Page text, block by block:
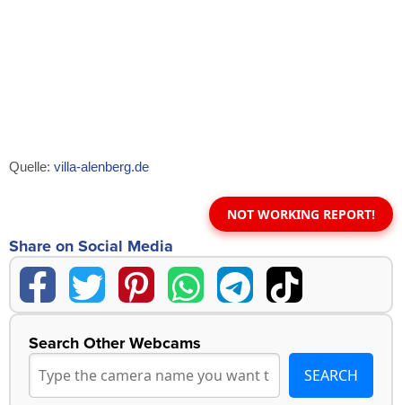
Quelle: villa-alenberg.de
NOT WORKING REPORT!
Share on Social Media
Search Other Webcams